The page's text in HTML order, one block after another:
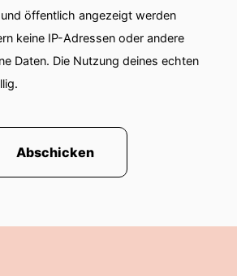
öffentlich angezeigt werden
keine IP-Adressen oder andere
Daten. Die Nutzung deines echten
Abschicken